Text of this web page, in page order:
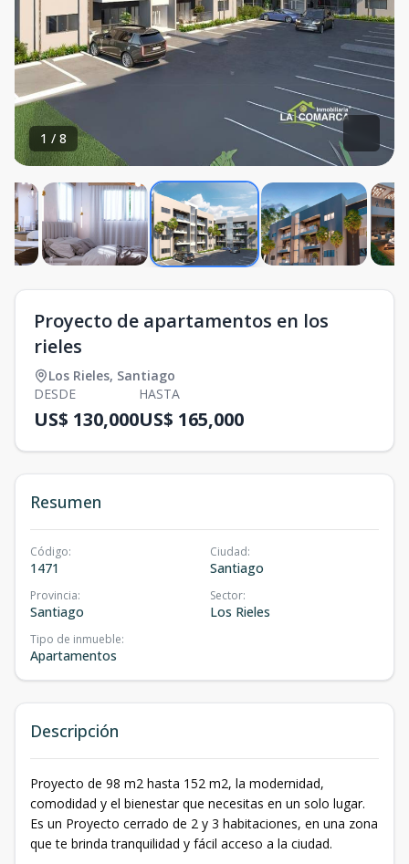
1 / 8
Proyecto de apartamentos en los
rieles
Los Rieles, Santiago
DESDE
US$ 130,000
HASTA
US$ 165,000
Resumen
Código:
1471
Ciudad:
Santiago
Provincia:
Santiago
Sector:
Los Rieles
Tipo de inmueble:
Apartamentos
Descripción
Proyecto de 98 m2 hasta 152 m2, la modernidad,
comodidad y el bienestar que necesitas en un solo lugar.
Es un Proyecto cerrado de 2 y 3 habitaciones, en una zona
que te brinda tranquilidad y fácil acceso a la ciudad.